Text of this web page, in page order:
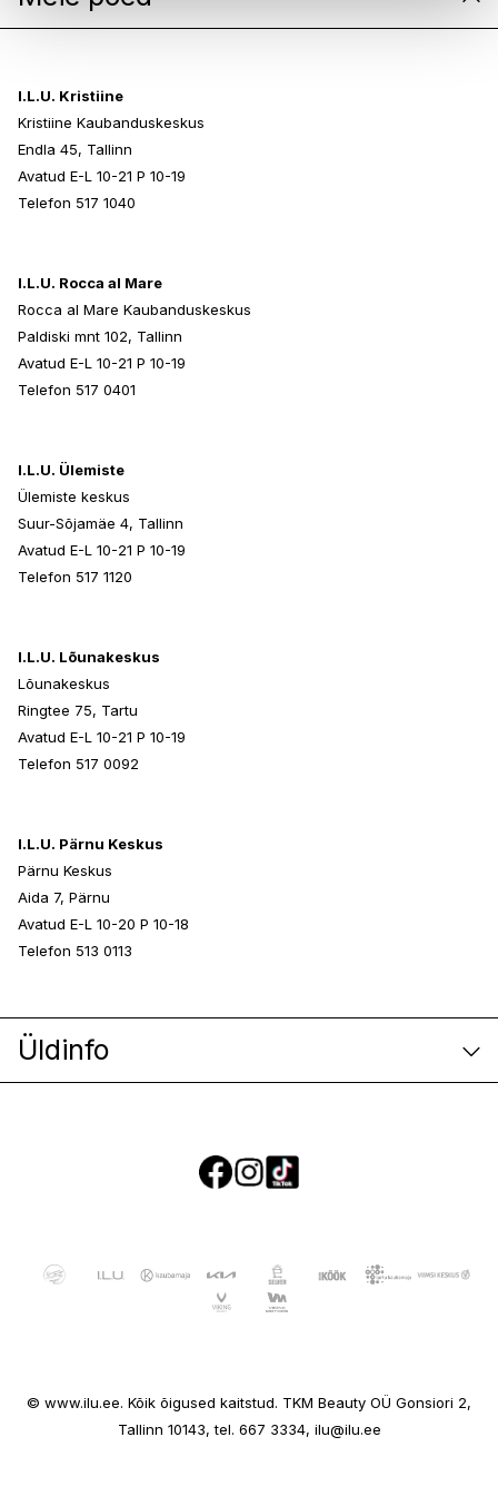
Caprylyl Glycol, Sodium Benzoate*
*ECOCERT tunnustusega koostisaine.
I.L.U. Kristiine
Kristiine Kaubanduskeskus
Endla 45, Tallinn
Avatud E-L 10-21 P 10-19
Telefon 517 1040
I.L.U. Rocca al Mare
Rocca al Mare Kaubanduskeskus
Paldiski mnt 102, Tallinn
Avatud E-L 10-21 P 10-19
Telefon 517 0401
I.L.U. Ülemiste
Ülemiste keskus
Suur-Sõjamäe 4, Tallinn
Avatud E-L 10-21 P 10-19
Telefon 517 1120
I.L.U. Lõunakeskus
Lõunakeskus
Ringtee 75, Tartu
Avatud E-L 10-21 P 10-19
Telefon 517 0092
I.L.U. Pärnu Keskus
Pärnu Keskus
Aida 7, Pärnu
Avatud E-L 10-20 P 10-18
Telefon 513 0113
Üldinfo
© www.ilu.ee. Kõik õigused kaitstud. TKM Beauty OÜ Gonsiori 2,
Tallinn 10143, tel. 667 3334, ilu@ilu.ee